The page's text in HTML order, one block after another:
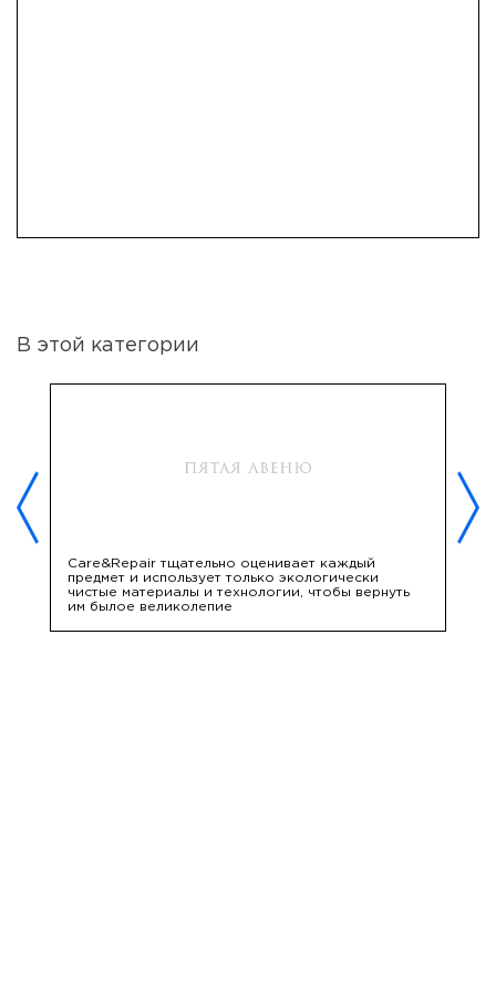
В этой категории
Care&Repair тщательно оценивает каждый
предмет и использует только экологически
чистые материалы и технологии, чтобы вернуть
им былое великолепие